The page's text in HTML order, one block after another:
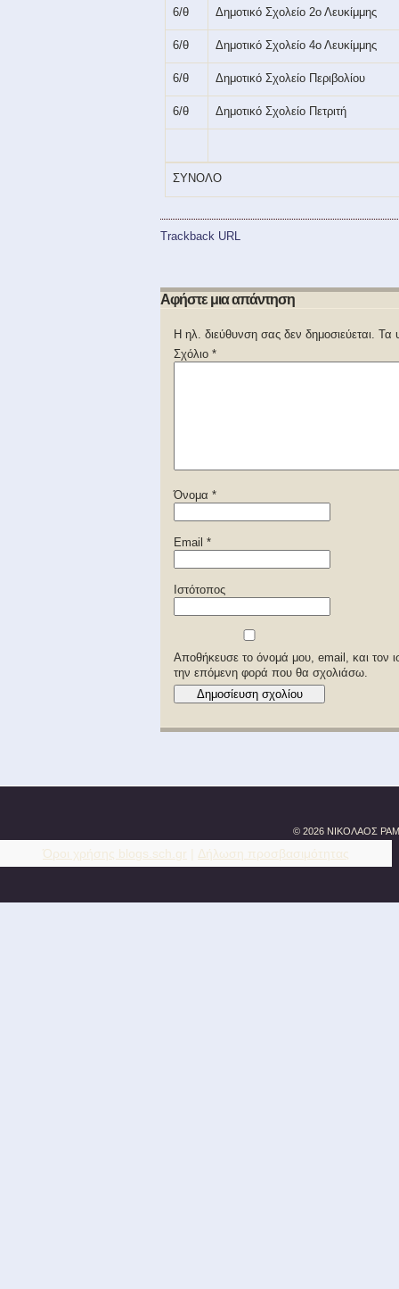
6/θ Δημοτικό Σχολείο 2ο Λευκίμμης
6/θ Δημοτικό Σχολείο 4ο Λευκίμμης
6/θ Δημοτικό Σχολείο Περιβολίου
6/θ Δημοτικό Σχολείο Πετριτή
ΣΥΝΟΛΟ
Trackback URL
Αφήστε μια απάντηση
Η ηλ. διεύθυνση σας δεν δημοσιεύεται. Τα
Σχόλιο *
Όνομα *
Email *
Ιστότοπος
Αποθήκευσε το όνομά μου, email, και τον
την επόμενη φορά που θα σχολιάσω.
© 2026 ΝΙΚΟΛΑΟΣ
Όροι χρήσης blogs.sch.gr Δήλωση προσβασιμότητας